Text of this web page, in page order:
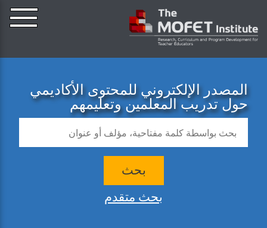
المصدر الإلكتروني للمحتوى الأكاديمي
حول تدريب المعلمين وتعليمهم
بحث
بحث متقدم